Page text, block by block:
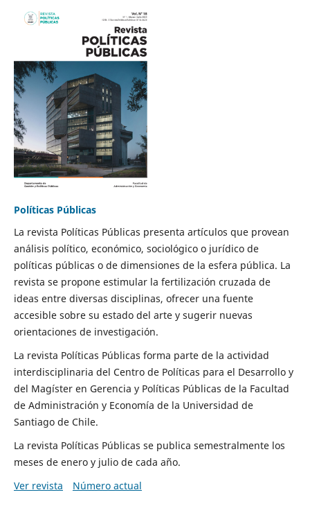
Políticas Públicas
La revista Políticas Públicas presenta artículos que provean
análisis político, económico, sociológico o jurídico de
políticas públicas o de dimensiones de la esfera pública. La
revista se propone estimular la fertilización cruzada de
ideas entre diversas disciplinas, ofrecer una fuente
accesible sobre su estado del arte y sugerir nuevas
orientaciones de investigación.
La revista Políticas Públicas forma parte de la actividad
interdisciplinaria del Centro de Políticas para el Desarrollo y
del Magíster en Gerencia y Políticas Públicas de la Facultad
de Administración y Economía de la Universidad de
Santiago de Chile.
La revista Políticas Públicas se publica semestralmente los
meses de enero y julio de cada año.
Ver revista
Número actual